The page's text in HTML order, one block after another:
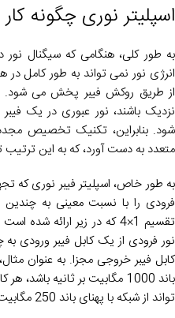
اسپلیتر نوری چگونه
به طور کلی، هنگامی که سیگنال
انرژی نور نمی تواند به طور کامل در
از طریق روکش فیبر پخش می شود.
نزدیک باشند، نور عبوری در یک
شود. بنابراین، تکنیک تخصیص
متعدد به دست آورد، که به این ترتیب
به طور خاص، اسپلیتر فیبر نوری که
فرودی را با نسبت معینی به چندین
تقسیم 1×4 که در زیر
نور فرودی از یک کابل فیبر ورودی به
کابل فیبر خروجی مجزا. به عنوان
باند 1000 مگابیت بر ثانیه
تواند از شبکه با پهنای باند 250 مگابیت بر ثانیه استفاده کند.